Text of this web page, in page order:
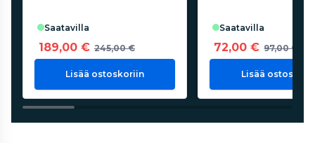
saatavilla
189,00 € 245,00 €
Lisää ostoskoriin
saatavilla
72,00 € 97,00 €
Lisää